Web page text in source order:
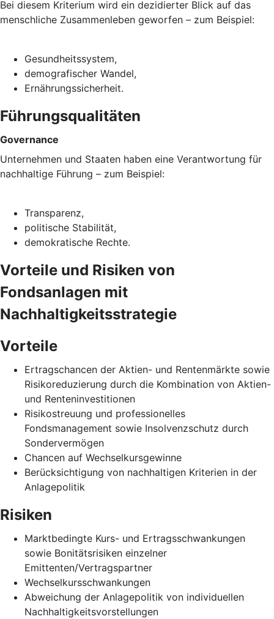
Bei diesem Kriterium wird ein dezidierter Blick auf das
menschliche Zusammenleben geworfen – zum Beispiel:
Gesundheitssystem,
demografischer Wandel,
Ernährungssicherheit.
Führungsqualitäten
Governance
Unternehmen und Staaten haben eine Verantwortung für
nachhaltige Führung – zum Beispiel:
Transparenz,
politische Stabilität,
demokratische Rechte.
Vorteile und Risiken von
Fondsanlagen mit
Nachhaltigkeitsstrategie
Vorteile
Ertragschancen der Aktien- und Rentenmärkte sowie
Risikoreduzierung durch die Kombination von Aktien-
und Renteninvestitionen
Risikostreuung und professionelles
Fondsmanagement sowie Insolvenzschutz durch
Sondervermögen
Chancen auf Wechselkursgewinne
Berücksichtigung von nachhaltigen Kriterien in der
Anlagepolitik
Risiken
Marktbedingte Kurs- und Ertragsschwankungen
sowie Bonitätsrisiken einzelner
Emittenten/Vertragspartner
Wechselkursschwankungen
Abweichung der Anlagepolitik von individuellen
Nachhaltigkeitsvorstellungen